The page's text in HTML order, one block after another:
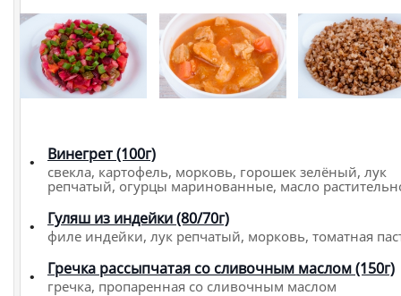
Винегрет (100г)
свекла, картофель, морковь, горошек зелёный, лук
репчатый, огурцы маринованные, масло
Гуляш из индейки (80/70г)
филе индейки, лук репчатый, морковь, томатная
Гречка рассыпчатая со сливочным маслом (150г)
гречка, пропаренная со сливочным маслом